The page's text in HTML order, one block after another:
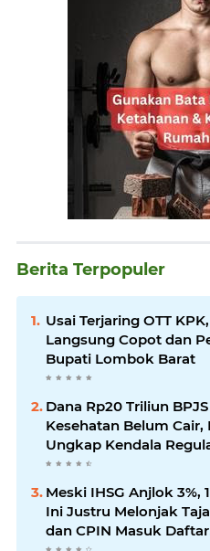
Berita Terpopuler
Usai Terjaring OTT
Langsung Copot dan
Bupati Lombok Barat
Dana Rp20 Triliun BPJS
Kesehatan Belum Cair,
Ungkap Kendala
Meski IHSG Anjlok 3%,
Ini Justru Melonjak
dan CPIN Masuk